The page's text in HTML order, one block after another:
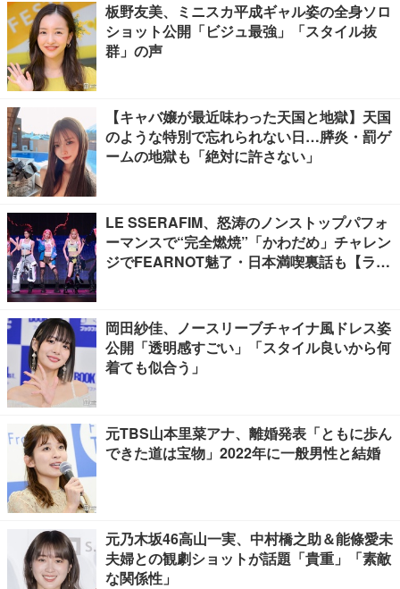
板野友美、ミニスカ平成ギャル姿の全身ソロ
ショット公開「ビジュ最強」「スタイル抜
群」の声
【キャバ嬢が最近味わった天国と地獄】天国
のような特別で忘れられない日…膵炎・罰ゲ
ームの地獄も「絶対に許さない」
LE SSERAFIM、怒涛のノンストップパフォ
ーマンスで“完全燃焼”「かわだめ」チャレン
ジでFEARNOT魅了・日本満喫裏話も【ライ
岡田紗佳、ノースリーブチャイナ風ドレス姿
公開「透明感すごい」「スタイル良いから何
着ても似合う」
元TBS山本里菜アナ、離婚発表「ともに歩ん
できた道は宝物」2022年に一般男性と結婚
元乃木坂46高山一実、中村橋之助＆能條愛未
夫婦との観劇ショットが話題「貴重」「素敵
な関係性」